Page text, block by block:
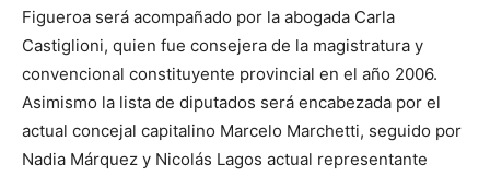
Figueroa será acompañado por la abogada Carla
Castiglioni, quien fue consejera de la magistratura y
convencional constituyente provincial en el año 2006.
Asimismo la lista de diputados será encabezada por el
actual concejal capitalino Marcelo Marchetti, seguido por
Nadia Márquez y Nicolás Lagos actual representante